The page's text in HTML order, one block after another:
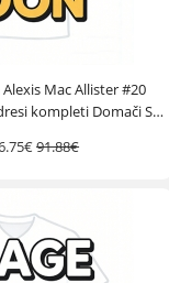
Mac Allister #20
kompleti Domači SP
91.88€